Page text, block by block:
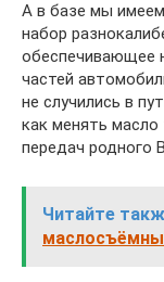
А в базе мы
набор
обеспечивающее
частей
не случились в
как менять масло
передач родного
Читайте